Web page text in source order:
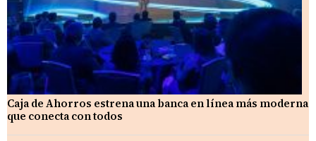
Caja de Ahorros estrena una banca en línea más moderna
que conecta con todos